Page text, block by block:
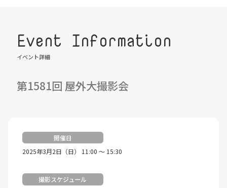
Event Information
イベント詳細
第1581回 屋外大撮影会
開催日
2025年3月2日（日） 11:00 ～ 15:30
撮影スケジュール